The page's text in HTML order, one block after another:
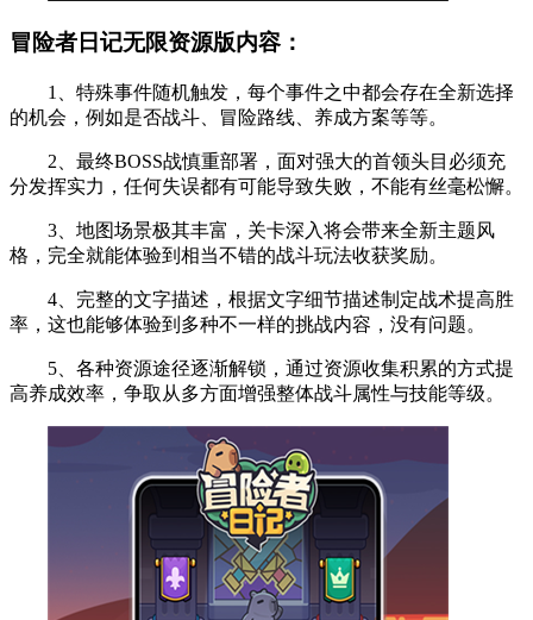
冒险者日记无限资源版内容：
1、特殊事件随机触发，每个事件之中都会存在全新选择
的机会，例如是否战斗、冒险路线、养成方案等等。
2、最终BOSS战慎重部署，面对强大的首领头目必须充
分发挥实力，任何失误都有可能导致失败，不能有丝毫松懈。
3、地图场景极其丰富，关卡深入将会带来全新主题风
格，完全就能体验到相当不错的战斗玩法收获奖励。
4、完整的文字描述，根据文字细节描述制定战术提高胜
率，这也能够体验到多种不一样的挑战内容，没有问题。
5、各种资源途径逐渐解锁，通过资源收集积累的方式提
高养成效率，争取从多方面增强整体战斗属性与技能等级。